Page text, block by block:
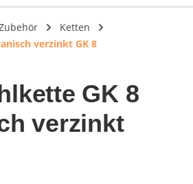
Ketten
verzinkt GK 8
GK 8
verzinkt